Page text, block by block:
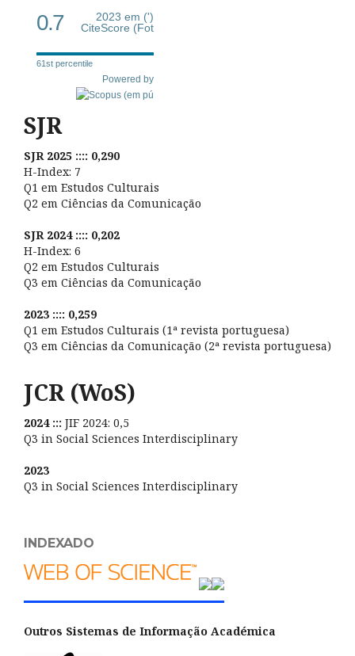
0.7
2023 em (')
CiteScore (Fot
61st percentile
Powered by
SJR
SJR 2025 :::: 0,290
H-Index: 7
Q1 em Estudos Culturais
Q2 em Ciências da Comunicação
SJR 2024 :::: 0,202
H-Index: 6
Q2 em Estudos Culturais
Q3 em Ciências da Comunicação
2023 :::: 0,259
Q1 em Estudos Culturais (1ª revista portuguesa)
Q3 em Ciências da Comunicação (2ª revista portuguesa)
JCR (WoS)
2024 ::: JIF 2024: 0,5
Q3 in Social Sciences Interdisciplinary
2023
Q3 in Social Sciences Interdisciplinary
INDEXADO
Outros Sistemas de Informação Académica